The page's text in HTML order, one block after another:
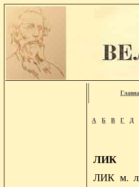
А Б В Г Д
ЛИК
ЛИК м.